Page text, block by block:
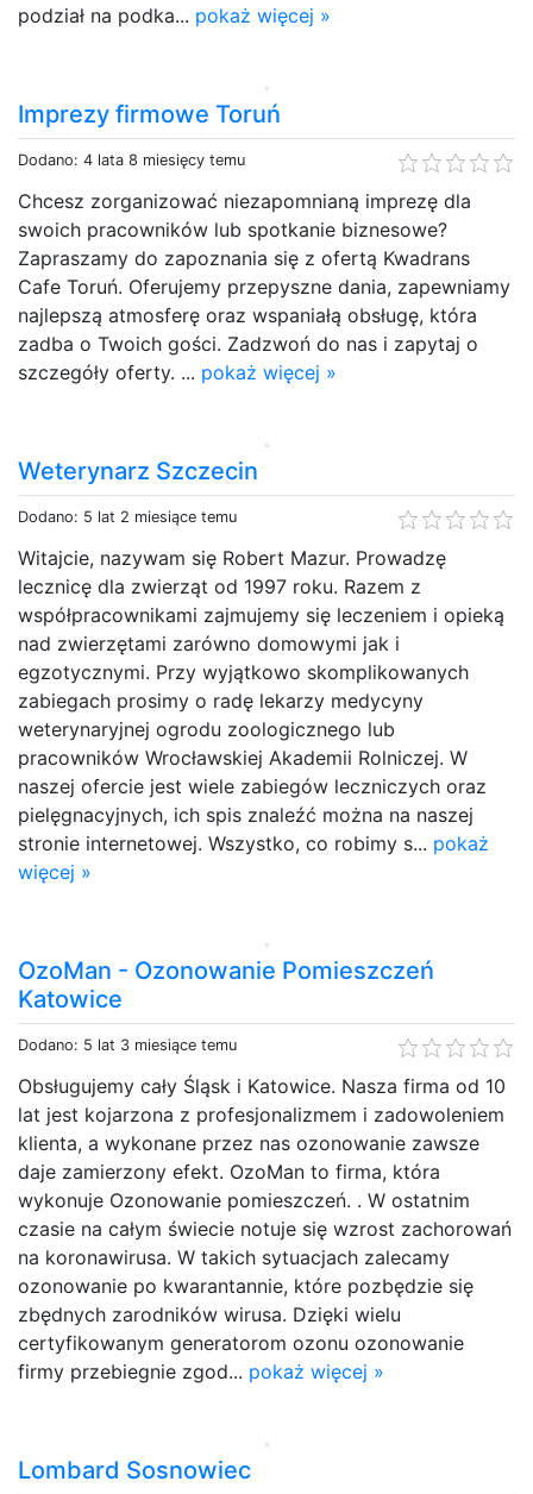
podział na podka... pokaż więcej »
Imprezy firmowe Toruń
Dodano: 4 lata 8 miesięcy temu
Chcesz zorganizować niezapomnianą imprezę dla
swoich pracowników lub spotkanie biznesowe?
Zapraszamy do zapoznania się z ofertą Kwadrans
Cafe Toruń. Oferujemy przepyszne dania, zapewniamy
najlepszą atmosferę oraz wspaniałą obsługę, która
zadba o Twoich gości. Zadzwoń do nas i zapytaj o
szczegóły oferty. ... pokaż więcej »
Weterynarz Szczecin
Dodano: 5 lat 2 miesiące temu
Witajcie, nazywam się Robert Mazur. Prowadzę
lecznicę dla zwierząt od 1997 roku. Razem z
współpracownikami zajmujemy się leczeniem i opieką
nad zwierzętami zarówno domowymi jak i
egzotycznymi. Przy wyjątkowo skomplikowanych
zabiegach prosimy o radę lekarzy medycyny
weterynaryjnej ogrodu zoologicznego lub
pracowników Wrocławskiej Akademii Rolniczej. W
naszej ofercie jest wiele zabiegów leczniczych oraz
pielęgnacyjnych, ich spis znaleźć można na naszej
stronie internetowej. Wszystko, co robimy s... pokaż
więcej »
OzoMan - Ozonowanie Pomieszczeń
Katowice
Dodano: 5 lat 3 miesiące temu
Obsługujemy cały Śląsk i Katowice. Nasza firma od 10
lat jest kojarzona z profesjonalizmem i zadowoleniem
klienta, a wykonane przez nas ozonowanie zawsze
daje zamierzony efekt. OzoMan to firma, która
wykonuje Ozonowanie pomieszczeń. . W ostatnim
czasie na całym świecie notuje się wzrost zachorowań
na koronawirusa. W takich sytuacjach zalecamy
ozonowanie po kwarantannie, które pozbędzie się
zbędnych zarodników wirusa. Dzięki wielu
certyfikowanym generatorom ozonu ozonowanie
firmy przebiegnie zgod... pokaż więcej »
Lombard Sosnowiec